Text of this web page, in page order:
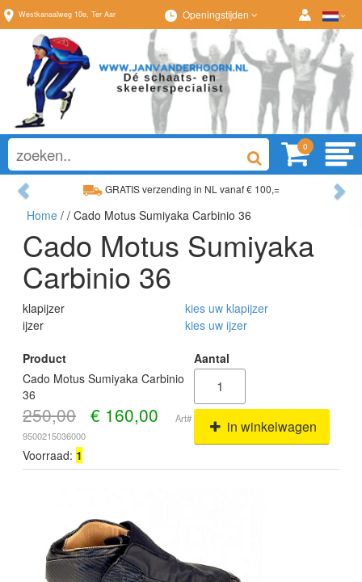
Westkanaalweg 10e, Ter Aar Openingstijden
0
GRATIS verzending in NL vanaf € 100,=
Ruim assortiment, altijd wat naar wens!
Previous
Home / / Cado Motus Sumiyaka Carbinio 36
Cado Motus Sumiyaka
Carbinio 36
klapijzer
kies uw klapijzer
ijzer
kies uw ijzer
Product
Aantal
Cado Motus Sumiyaka Carbinio
36
250,00 € 160,00
Art#
9500215036000
in winkelwagen
Voorraad: 1